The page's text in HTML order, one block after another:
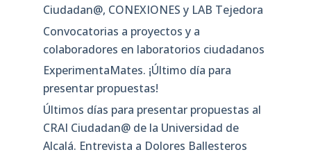
Ciudadan@, CONEXIONES y LAB Tejedora
Convocatorias a proyectos y a
colaboradores en laboratorios ciudadanos
ExperimentaMates. ¡Último día para
presentar propuestas!
Últimos días para presentar propuestas al
CRAI Ciudadan@ de la Universidad de
Alcalá. Entrevista a Dolores Ballesteros